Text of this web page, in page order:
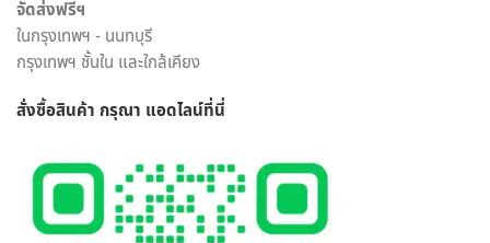
เราพร้อมรังสรรค์สินค้าตามความต้องการของคุณ โดยลูกค้า
สามารถเลือกสั่งดอกไม้และรูปแบบการจัดดอกไม้ได้อย่างเต็มที่
ทีมงานจาก ร้านดอกไม้ออนไลน์ ดุจเดือน ฟลอริสท์ ยินดีให้คำ
ปรึกษาแนะนำเรื่องการส่งของขวัญ ประเภทดอกไม้ เพื่อสร้างความ
ประทับใจให้กับผู้รับมากที่สุด ไม่ว่าจะเป็นโอกาสพิเศษ งานเทศกาล
ประสบการณ์ ต้องเลือกสั่งดอกไม้ออนไลน์ กับ “ดุจเดือน
ฟลอริสท์” เท่านั้น เราไม่ทำให้คุณผิดหวังแน่นอน
จัดส่งฟรีฯ
ในกรุงเทพฯ - นนทบุรี
กรุงเทพฯ ชั้นใน และใกล้เคียง
สั่งซื้อสินค้า กรุณา แอดไลน์ที่นี่